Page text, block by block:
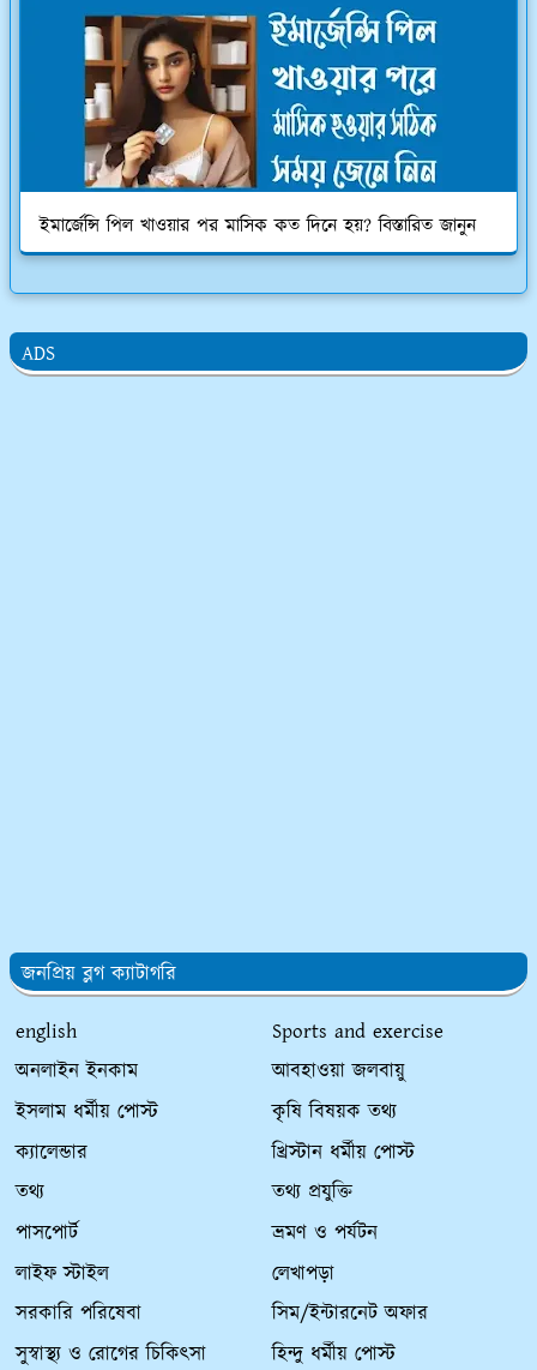
ইমার্জেন্সি পিল খাওয়ার পর মাসিক কত দিনে হয়? বিস্তারিত জানুন
ADS
জনপ্রিয় ব্লগ ক্যাটাগরি
english
Sports and exercise
অনলাইন ইনকাম
আবহাওয়া জলবায়ু
ইসলাম ধর্মীয় পোস্ট
কৃষি বিষয়ক তথ্য
ক্যালেন্ডার
খ্রিস্টান ধর্মীয় পোস্ট
তথ্য
তথ্য প্রযুক্তি
পাসপোর্ট
ভ্রমণ ও পর্যটন
লাইফ স্টাইল
লেখাপড়া
সরকারি পরিষেবা
সিম/ইন্টারনেট অফার
সুস্বাস্থ্য ও রোগের চিকিৎসা
হিন্দু ধর্মীয় পোস্ট